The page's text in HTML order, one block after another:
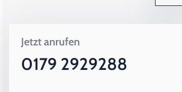
Jetzt anrufen
0179 2929288